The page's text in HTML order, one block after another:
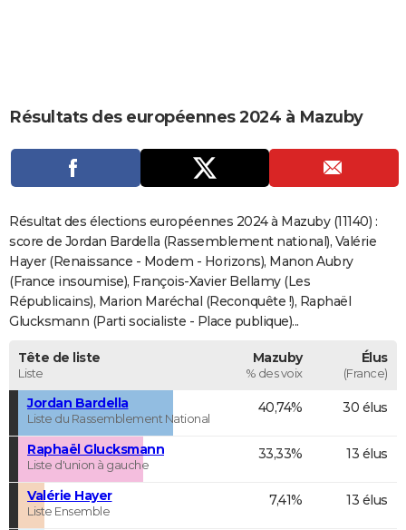
CARTE DE VOEUX
Carte de Noël
Carte Bonne année
Carte Saint-Valentin
Carte Pâques
Carte d'anniversaire
DICTIONNAIRE
Dictionnaire
Biographies
Citations
Expressions
Proverbes
PROGRAMME TV
COPAINS D'AVANT
S'inscrire
Se connecter
Lycées
Collèges
Primaires
Universités
Entreprises
Service militaire
Avis de recherche
AVIS DE DÉCÈS
FORUM
Résultats des européennes 2024 à Mazuby
Résultat des élections européennes 2024 à Mazuby (11140) :
score de Jordan Bardella (Rassemblement national), Valérie
Hayer (Renaissance - Modem - Horizons), Manon Aubry
(France insoumise), François-Xavier Bellamy (Les
Républicains), Marion Maréchal (Reconquête !), Raphaël
Glucksmann (Parti socialiste - Place publique)...
Tête de liste
Liste
Mazuby
% des voix
Élus
(France)
Jordan Bardella
Liste du Rassemblement National
40,74% 30 élus
Raphaël Glucksmann
Liste d'union à gauche
33,33% 13 élus
Valérie Hayer
Liste Ensemble
7,41% 13 élus